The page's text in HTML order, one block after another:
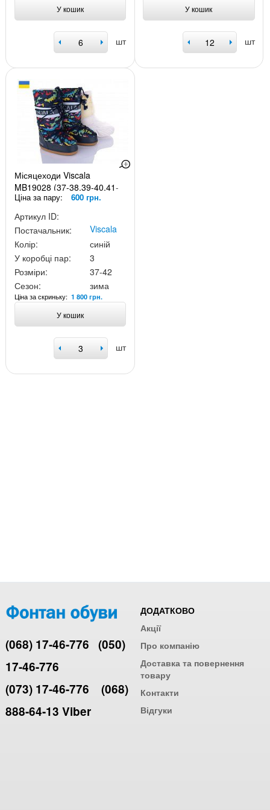
У кошик
шт
У кошик
шт
Місяцеходи Viscala
MB19028 (37-38.39-40.41-
42)
Ціна за пару: 600 грн.
Артикул ID:
Постачальник:
Viscala
Колір:
синій
У коробці пар:
3
Розміри:
37-42
Сезон:
зима
Ціна за скриньку: 1 800 грн.
У кошик
шт
(068) 17-46-776 (050)
17-46-776
(073) 17-46-776
(068)
888-64-13 Viber
ДОДАТКОВО
Акції
Про компанію
Доставка та повернення
товару
Контакти
Відгуки